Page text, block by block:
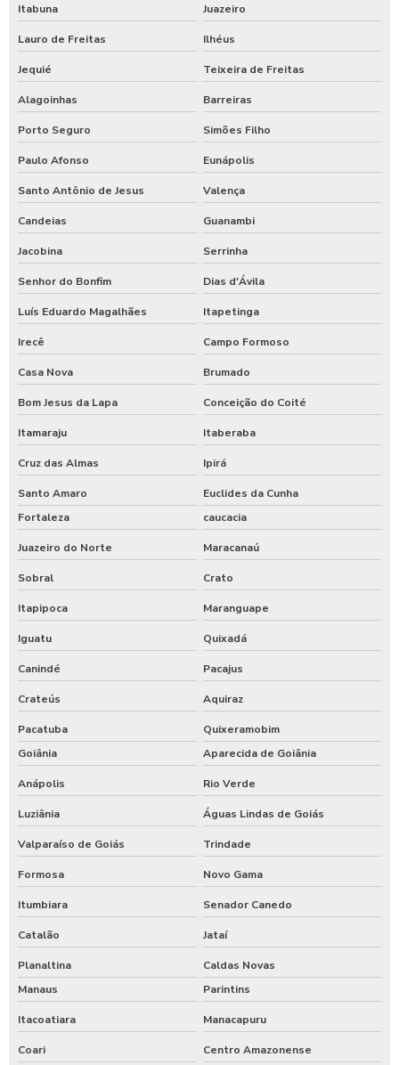
Itabuna Juazeiro
Lauro de Freitas Ilhéus
Jequié Teixeira de Freitas
Alagoinhas Barreiras
Porto Seguro Simões Filho
Paulo Afonso Eunápolis
Santo Antônio de Jesus Valença
Candeias Guanambi
Jacobina Serrinha
Senhor do Bonfim Dias d'Ávila
Luís Eduardo Magalhães Itapetinga
Irecê Campo Formoso
Casa Nova Brumado
Bom Jesus da Lapa Conceição do Coité
Itamaraju Itaberaba
Cruz das Almas Ipirá
Santo Amaro
Euclides da Cunha
Fortaleza
caucacia
Juazeiro do Norte Maracanaú
Sobral Crato
Itapipoca Maranguape
Iguatu Quixadá
Canindé Pacajus
Crateús Aquiraz
Pacatuba
Quixeramobim
Goiânia
Aparecida de Goiânia
Anápolis Rio Verde
Luziânia Águas Lindas de Goiás
Valparaíso de Goiás Trindade
Formosa Novo Gama
Itumbiara Senador Canedo
Catalão Jataí
Planaltina
Caldas Novas
Manaus
Parintins
Itacoatiara Manacapuru
Coari
Centro Amazonense